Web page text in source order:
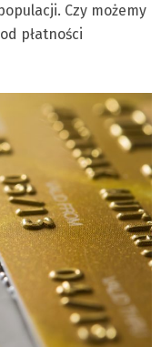
Czy możemy
płatności